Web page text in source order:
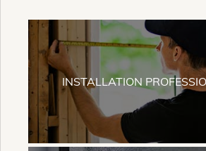
INSTALLATION